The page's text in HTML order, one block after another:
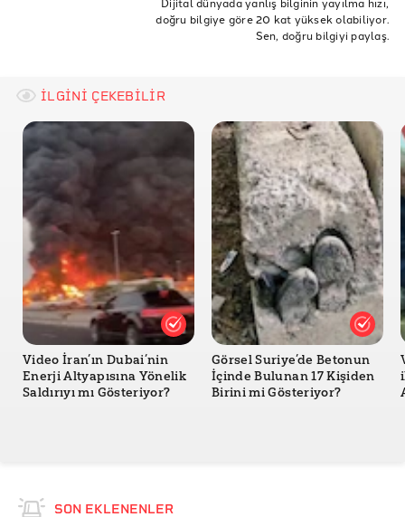
orhaneli yoluna bırakıldığı köpeklerin
doğru bilgiye göre 20 kat yüksek olabiliyor.
Sen, doğru bilgiyi paylaş.
İLGİNİ ÇEKEBİLİR
Video İran’ın Dubai’nin
Enerji Altyapısına Yönelik
Saldırıyı mı Gösteriyor?
Görsel Suriye’de Betonun
İçinde Bulunan 17 Kişiden
Birini mi Gösteriyor?
SON EKLENENLER